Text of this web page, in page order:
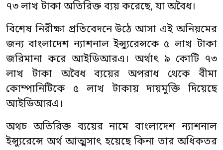
৭৩ লাখ টাকা অতিরিক্ত ব্যয় করেছে, যা অবৈধ।
বিশেষ নিরীক্ষা প্রতিবেদনে উঠে আসা এই অনিয়মের
জন্য বাংলাদেশ ন্যাশনাল ইন্স্যুরেন্সকে ৫ লাখ টাকা
জরিমানা করে আইডিআরএ। অর্থাৎ ৯ কোটি ৭৩
লাখ টাকা অবৈধ ব্যয়ের অপরাধ থেকে বীমা
কোম্পানিটিকে ৫ লাখ টাকায় দায়মুক্তি দিয়েছে
আইডিআরএ।
অথচ অতিরিক্ত ব্যয়ের নামে বাংলাদেশ ন্যাশনাল
ইন্স্যুরেন্সে অর্থ আত্মসাৎ হয়েছে কিনা তার অধিকতর